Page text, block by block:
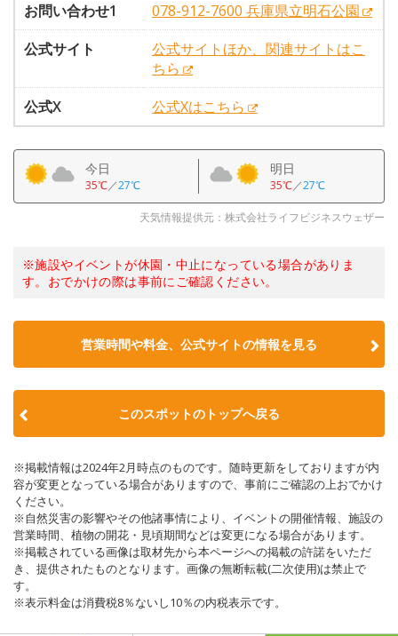
お問い合わせ1
078-912-7600 兵庫県立明石公園
公式サイト
公式サイトほか、関連サイトはこ
ちら
公式X
公式Xはこちら
今日
35℃／27℃
明日
35℃／27℃
天気情報提供元：株式会社ライフビジネスウェザー
※施設やイベントが休園・中止になっている場合がありま
す。おでかけの際は事前にご確認ください。
営業時間や料金、公式サイトの情報を見る
このスポットのトップへ戻る
※掲載情報は2024年2月時点のものです。随時更新をしておりますが内
容が変更となっている場合がありますので、事前にご確認の上おでかけ
ください。
※自然災害の影響やその他諸事情により、イベントの開催情報、施設の
営業時間、植物の開花・見頃期間などは変更になる場合があります。
※掲載されている画像は取材先から本ページへの掲載の許諾をいただ
き、提供されたものとなります。画像の無断転載(二次使用)は禁止で
す。
※表示料金は消費税8％ないし10％の内税表示です。